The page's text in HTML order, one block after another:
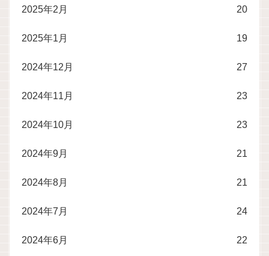
2025年2月 20
2025年1月 19
2024年12月 27
2024年11月 23
2024年10月 23
2024年9月 21
2024年8月 21
2024年7月 24
2024年6月 22